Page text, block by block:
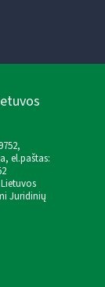
el.paštas:
Juridinių